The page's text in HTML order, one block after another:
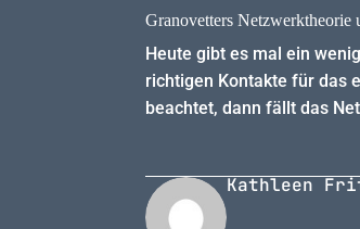
Granovetters Netzwerktheorie
Heute gibt es mal ein
richtigen Kontakte für das
beachtet, dann fällt das
Kathleen